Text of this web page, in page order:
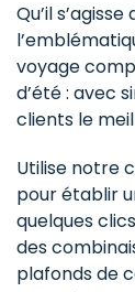
Qu’il
voyage
d’été : avec
clients le
Utilise notre
pour établir
quelques
des
plafonds de